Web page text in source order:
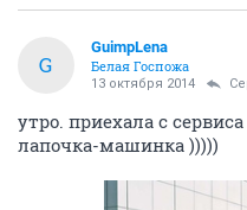
G
GuimpLena
Белая Госпожа
13 октября 2014
утро. приехала с
лапочка-машинка )))))